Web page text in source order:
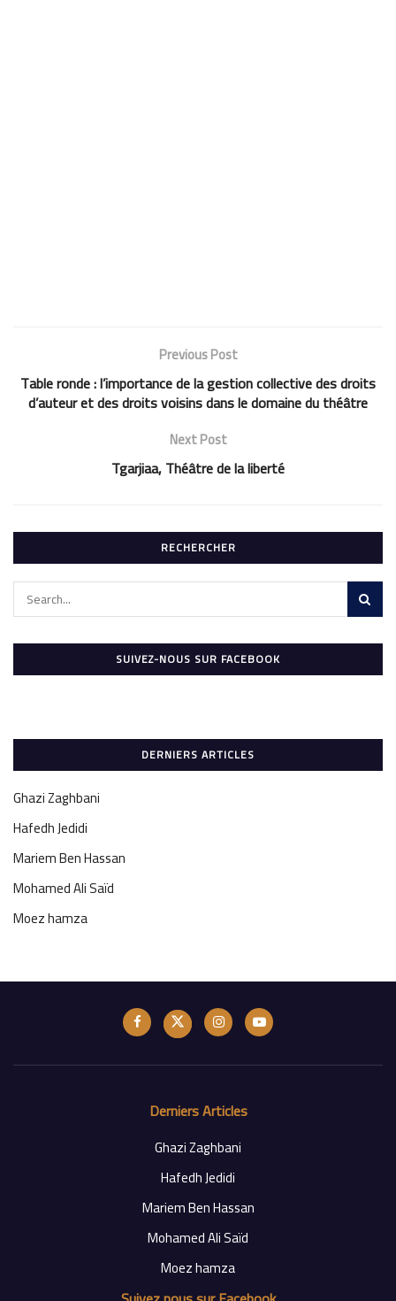
Previous Post
Table ronde : l’importance de la gestion collective des droits
d’auteur et des droits voisins dans le domaine du théâtre
Next Post
Tgarjiaa, Théâtre de la liberté
RECHERCHER
SUIVEZ-NOUS SUR FACEBOOK
DERNIERS ARTICLES
Ghazi Zaghbani
Hafedh Jedidi
Mariem Ben Hassan
Mohamed Ali Saïd
Moez hamza
Derniers Articles
Ghazi Zaghbani
Hafedh Jedidi
Mariem Ben Hassan
Mohamed Ali Saïd
Moez hamza